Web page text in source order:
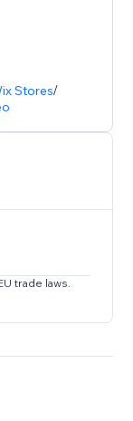
Stores/
trade laws.